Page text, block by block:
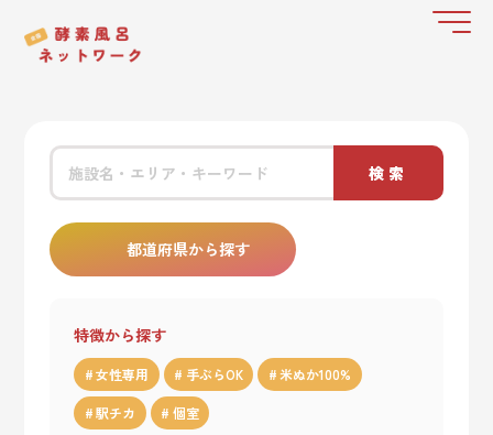
検索
都道府県から探す
特徴から探す
女性専用 手ぶらOK 米ぬか100%
駅チカ 個室